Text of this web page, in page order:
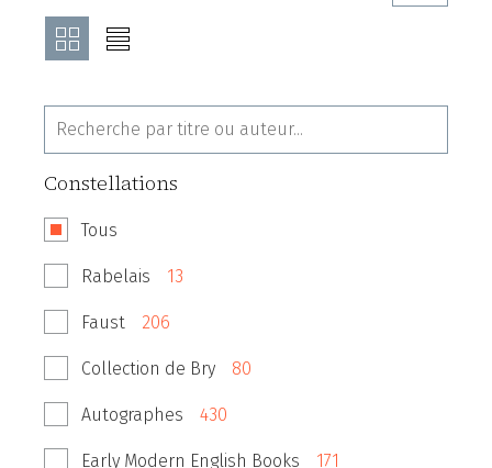
Constellations
Tous
Rabelais 13
Faust 206
Collection de Bry 80
Autographes 430
Early Modern English Books 171